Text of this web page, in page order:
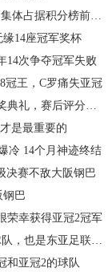
占据积分榜前三？
14座冠军奖杯
14次争夺冠军失败
冠王，C罗痛失亚冠
，赛后评分出炉
是最重要的
冷 14个月神迹终结
决赛不敌大阪钢巴
钢巴
荣幸获得亚冠2冠军
也是东亚足联首队
和亚冠2的球队